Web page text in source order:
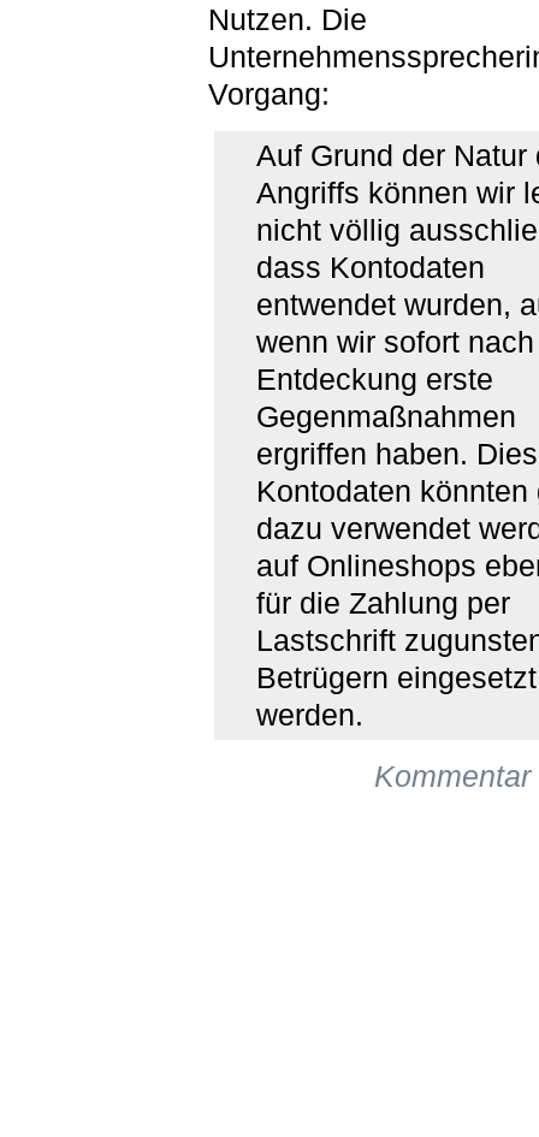
Nutzen. Die
Vorgang:
Auf Grund der Natur
Angriffs können wir
nicht völlig
dass Kontodaten
entwendet wurden,
wenn wir sofort
Entdeckung erste
Gegenmaßnahmen
ergriffen haben.
Kontodaten könnten
dazu verwendet
auf Onlineshops
für die Zahlung per
Lastschrift
Betrügern
werden.